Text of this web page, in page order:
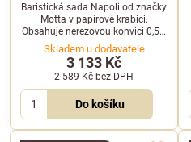
Baristická sada Napoli od značky
Motta v papírové krabici.
Obsahuje nerezovou konvici 0,5 l,
čisticí štětec, teploměr,
kombinované pěchovadlo a
odměrku.
Skladem u dodavatele
3 133 Kč
2 589 Kč bez DPH
Do košíku